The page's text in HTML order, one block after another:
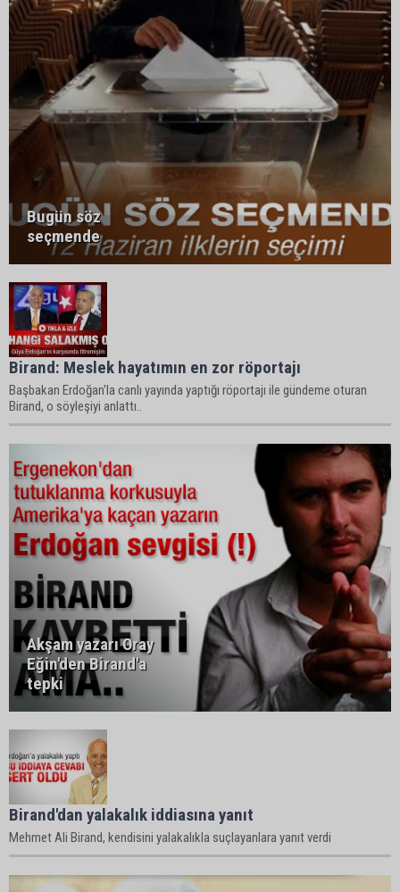
Bugün söz
seçmende
Birand: Meslek hayatımın en zor röportajı
Başbakan Erdoğan'la canlı yayında yaptığı röportajı ile gündeme oturan
Birand, o söyleşiyi anlattı..
Akşam yazarı Oray
Eğin'den Birand'a
tepki
Birand'dan yalakalık iddiasına yanıt
Mehmet Ali Birand, kendisini yalakalıkla suçlayanlara yanıt verdi